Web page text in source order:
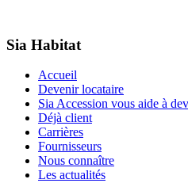
Sia Habitat
Accueil
Devenir locataire
Sia Accession vous aide à
Déjà client
Carrières
Fournisseurs
Nous connaître
Les actualités